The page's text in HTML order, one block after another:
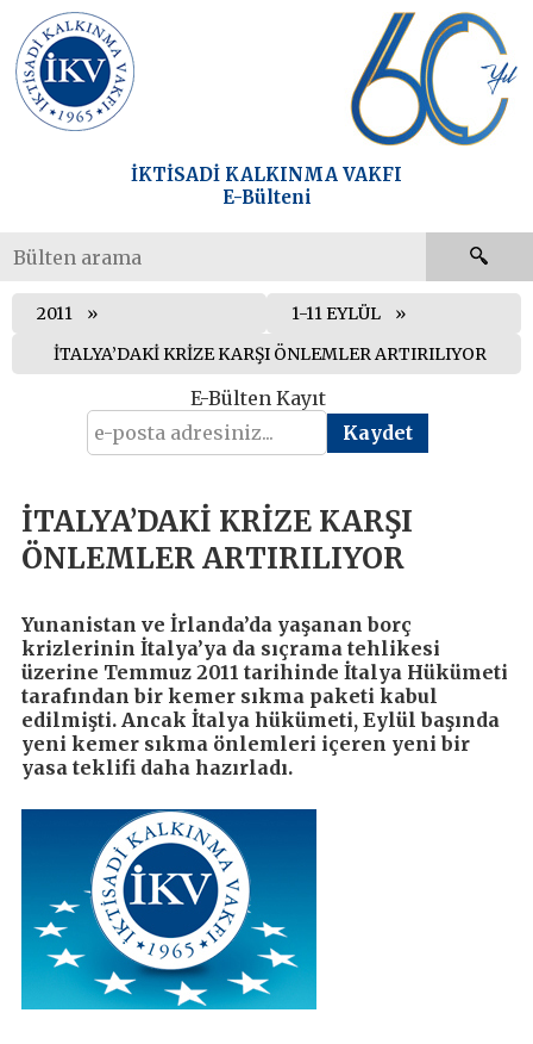
İKTİSADİ KALKINMA VAKFI
E-Bülteni
2011
1-11 EYLÜL
İTALYA’DAKİ KRİZE KARŞI ÖNLEMLER ARTIRILIYOR
E-Bülten Kayıt
İTALYA’DAKİ KRİZE KARŞI
ÖNLEMLER ARTIRILIYOR
Yunanistan ve İrlanda’da yaşanan borç
krizlerinin İtalya’ya da sıçrama tehlikesi
üzerine Temmuz 2011 tarihinde İtalya Hükümeti
tarafından bir kemer sıkma paketi kabul
edilmişti. Ancak İtalya hükümeti, Eylül başında
yeni kemer sıkma önlemleri içeren yeni bir
yasa teklifi daha hazırladı.